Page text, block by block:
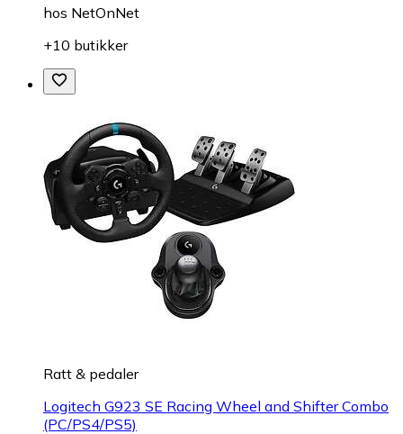
hos NetOnNet
+10 butikker
Ratt & pedaler
Logitech G923 SE Racing Wheel and Shifter Combo
(PC/PS4/PS5)